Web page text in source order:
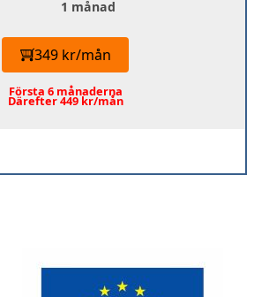
1 månad
349 kr/mån
Första 6 månaderna
Därefter 449 kr/mån